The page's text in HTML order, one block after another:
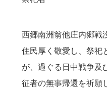
西郷南洲翁他庄内郷戦
住民厚く敬愛し、祭祀
が、過ぐる日中戦争及
征者の無事帰還を祈願